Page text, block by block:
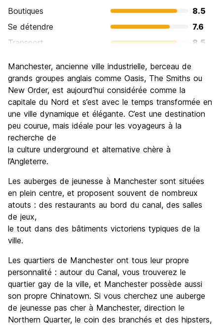
Boutiques
8.5
Se détendre
7.6
Transport
8.5
Culture
7.9
Sortir le soir / faire la fête
Bonnes affaires
7.6
Manchester, ancienne ville industrielle, berceau de
grands groupes anglais comme Oasis, The Smiths ou
New Order, est aujourd’hui considérée comme la
capitale du Nord et s’est avec le temps transformée en
une ville dynamique et élégante. C’est une destination
peu courue, mais idéale pour les voyageurs à la
recherche de
la culture underground et alternative chère à
l’Angleterre.
Les auberges de jeunesse à Manchester sont situées
en plein centre, et proposent souvent de nombreux
atouts : des restaurants au bord du canal, des salles
de jeux,
le tout dans des bâtiments victoriens typiques de la
ville.
Les quartiers de Manchester ont tous leur propre
personnalité : autour du Canal, vous trouverez le
quartier gay de la ville, et Manchester possède aussi
son propre Chinatown. Si vous cherchez une auberge
de jeunesse pas cher à Manchester, direction le
Northern Quarter, le coin des branchés et des hipsters,